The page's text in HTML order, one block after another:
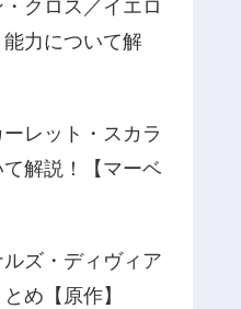
・クロス／イエロ
力について解
ーレット・スカラ
解説！【マーベ
ルズ・ディヴィア
め【原作】